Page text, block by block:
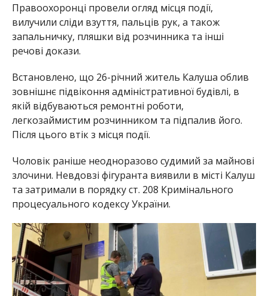
Правоохоронці провели огляд місця події,
вилучили сліди взуття, пальців рук, а також
запальничку, пляшки від розчинника та інші
речові докази.
Встановлено, що 26-річний житель Калуша облив
зовнішнє підвіконня адміністративної будівлі, в
якій відбуваються ремонтні роботи,
легкозаймистим розчинником та підпалив його.
Після цього втік з місця події.
Чоловік раніше неодноразово судимий за майнові
злочини. Невдовзі фігуранта виявили в місті Калуш
та затримали в порядку ст. 208 Кримінального
процесуального кодексу України.